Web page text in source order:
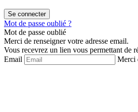
Mot de passe oublié ?
Mot de passe oublié
Merci de renseigner votre adresse email.
Vous recevrez un lien vous permettant de
Email
Merci